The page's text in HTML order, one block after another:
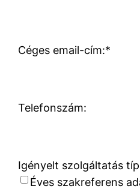
Céges email-cím:*
Telefonszám:
Igényelt szolgáltatás
Éves szakreferens